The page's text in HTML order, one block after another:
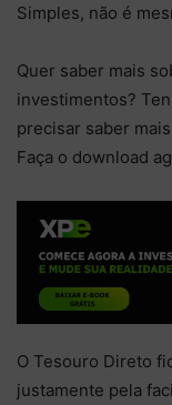
Simples, não é
Quer saber mais
investimentos?
precisar saber
Faça o download
O Tesouro Direto
justamente pela